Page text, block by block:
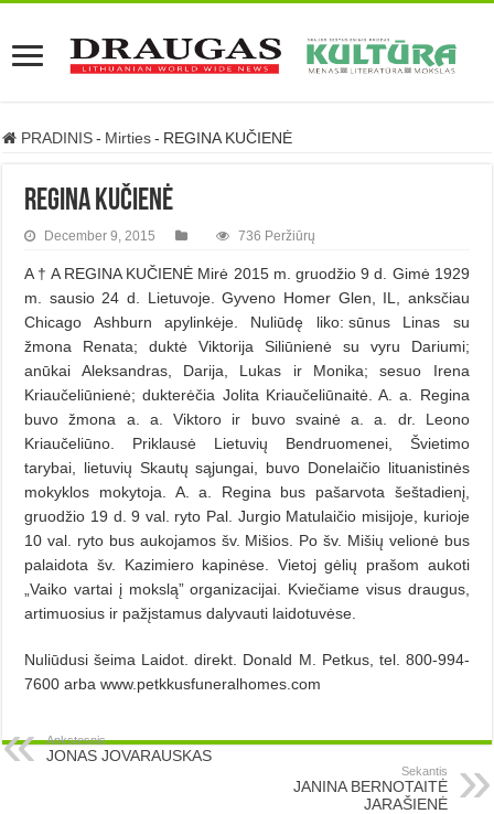
PRADINIS - Mirties - REGINA KUČIENĖ
REGINA KUČIENĖ
December 9, 2015 736 Peržiūrų
A † A REGINA KUČIENĖ Mirė 2015 m. gruodžio 9 d. Gimė 1929
m. sausio 24 d. Lietuvoje. Gyveno Homer Glen, IL, anksčiau
Chicago Ashburn apylinkėje. Nuliūdę liko: sūnus Linas su
žmona Renata; duktė Viktorija Siliūnienė su vyru Dariumi;
anūkai Aleksandras, Darija, Lukas ir Monika; sesuo Irena
Kriaučeliūnienė; dukterėčia Jolita Kriaučeliūnaitė. A. a. Regina
buvo žmona a. a. Viktoro ir buvo svainė a. a. dr. Leono
Kriaučeliūno. Priklausė Lietuvių Bendruomenei, Švietimo
tarybai, lietuvių Skautų sąjungai, buvo Donelaičio lituanistinės
mokyklos mokytoja. A. a. Regina bus pašarvota šeštadienį,
gruodžio 19 d. 9 val. ryto Pal. Jurgio Matulaičio misijoje, kurioje
10 val. ryto bus aukojamos šv. Mišios. Po šv. Mišių velionė bus
palaidota šv. Kazimiero kapinėse. Vietoj gėlių prašom aukoti
„Vaiko vartai į mokslą” organizacijai. Kviečiame visus draugus,
artimuosius ir pažįstamus dalyvauti laidotuvėse.
Nuliūdusi šeima Laidot. direkt. Donald M. Petkus, tel. 800-994-
7600 arba www.petkkusfuneralhomes.com
Ankstesnis
JONAS JOVARAUSKAS
Sekantis
JANINA BERNOTAITĖ
JARAŠIENĖ